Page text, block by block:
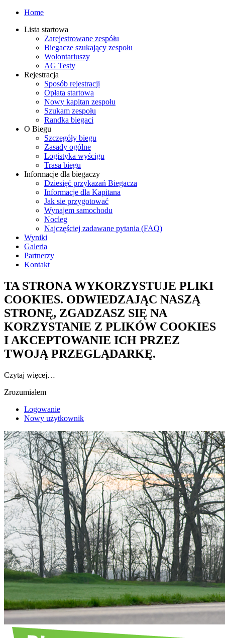
Home
Lista startowa
Zarejestrowane zespółu
Biegacze szukający zespołu
Wolontariuszy
AG Testy
Rejestracja
Sposób rejestracji
Opłata startowa
Nowy kapitan zespołu
Szukam zespołu
Randka biegaci
O Biegu
Szczegóły biegu
Zasady ogólne
Logistyka wyścigu
Trasa biegu
Informacje dla biegaczy
Dziesięć przykazań Biegacza
Informacje dla Kapitana
Jak sie przygotować
Wynajem samochodu
Nocleg
Najczęściej zadawane pytania (FAQ)
Wyniki
Galeria
Partnerzy
Kontakt
TA STRONA WYKORZYSTUJE PLIKI
COOKIES. ODWIEDZAJĄC NASZĄ
STRONĘ, ZGADZASZ SIĘ NA
KORZYSTANIE Z PLIKÓW COOKIES
I AKCEPTOWANIE ICH PRZEZ
TWOJĄ PRZEGLĄDARKĘ.
Czytaj więcej…
Zrozumiałem
Logowanie
Nowy użytkownik